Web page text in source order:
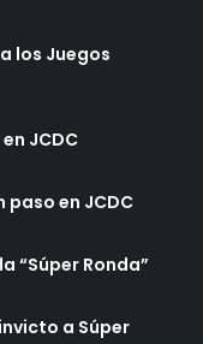
los Juegos
JCDC
paso en JCDC
“Súper Ronda”
a Súper